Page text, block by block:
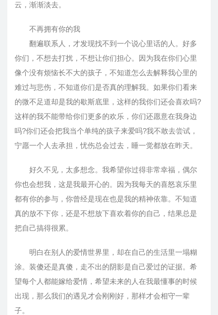
云，渐渐淡去。
不再拥有你的我
翻遍联系人，才发现找不到一个说心里话的人。好多
你们，不想去打扰，不想让你们担心。因为我在你们心里
像个没有烦恼长不大的孩子，不知道怎么去解释我心里的
难过与悲伤，不知道你们是否真的理解我。如果你们看来
的微不足道却是我的歇斯底里，这样的我你们还会喜欢吗?
这样的我不能带给你们更多的欢乐，你们还愿意在我身边
吗?你们还会把我当个单纯的孩子来爱吗?我不敢去尝试，
宁愿一个人去承担，忧伤总会过去，睡一觉都放在昨天。
好久不见，太多想念。我希望你过得非常幸福，偶尔
你也会想我，这是我最开心的。因为我每天的喜怒哀乐里
都有你的参与，你曾经是现在也是我的精神依靠。不知道
真的放不下你，还是不想放下喜欢着你的自己，结果总是
把自己搞得很累。
明白在别人的爱情世界里，却在自己的生活里一塌糊
涂。装傻还是真傻，走不出的阴影是自己爱过的证据。希
望每个人都能嫁给爱情，希望未来的人在我最懂事的时候
出现，那么我们的遇见才会刚刚好，那样才会相守一辈
子。